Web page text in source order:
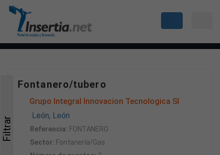
Fontanero/tubero
Grupo Integral Innovacion Tecnologica Sl
León, León
Referencia: FONTANERO
Sector: Fontanería/Gas
Filtrar